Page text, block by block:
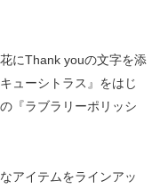
にThank youの文字を添
ューシトラス』をはじ
『ラブラリーポリッシ
アイテムをラインアッ